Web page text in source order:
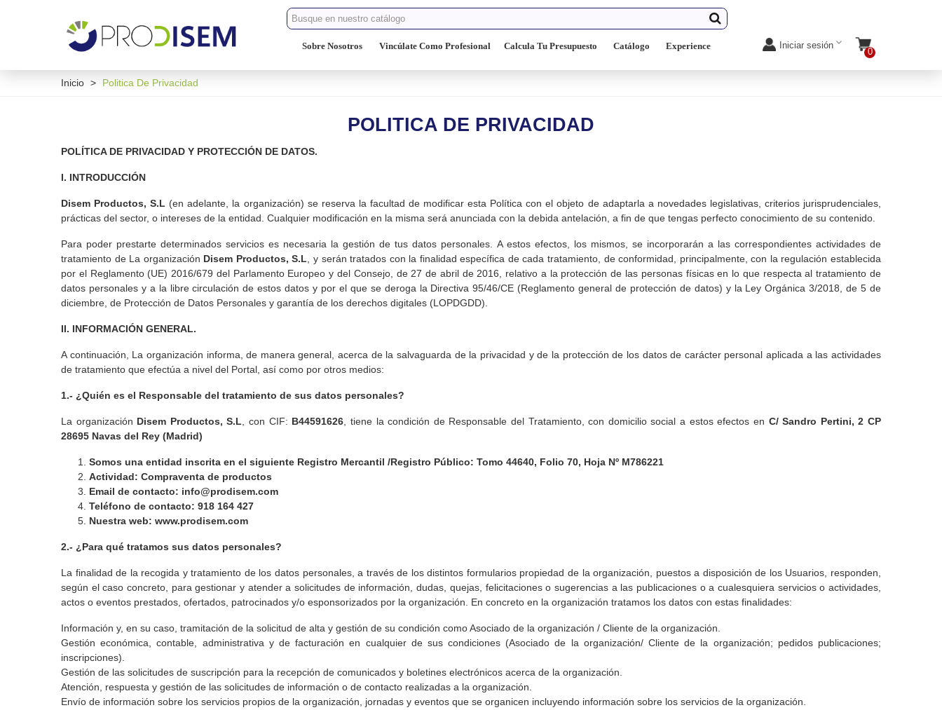
Sobre Nosotros Vincúlate Como Profesional Calcula Tu Presupuesto Catálogo Experience Iniciar sesión
0
Inicio > Politica De Privacidad
POLITICA DE PRIVACIDAD
POLÍTICA DE PRIVACIDAD Y PROTECCIÓN DE DATOS.
I. INTRODUCCIÓN
Disem Productos, S.L (en adelante, la organización) se reserva la facultad de modificar esta Política con el objeto de adaptarla a novedades legislativas, criterios jurisprudenciales,
prácticas del sector, o intereses de la entidad. Cualquier modificación en la misma será anunciada con la debida antelación, a fin de que tengas perfecto conocimiento de su contenido.
Para poder prestarte determinados servicios es necesaria la gestión de tus datos personales. A estos efectos, los mismos, se incorporarán a las correspondientes actividades de
tratamiento de La organización Disem Productos, S.L , y serán tratados con la finalidad específica de cada tratamiento, de conformidad, principalmente, con la regulación establecida
por el Reglamento (UE) 2016/679 del Parlamento Europeo y del Consejo, de 27 de abril de 2016, relativo a la protección de las personas físicas en lo que respecta al tratamiento de
datos personales y a la libre circulación de estos datos y por el que se deroga la Directiva 95/46/CE (Reglamento general de protección de datos) y la Ley Orgánica 3/2018, de 5 de
diciembre, de Protección de Datos Personales y garantía de los derechos digitales (LOPDGDD).
II. INFORMACIÓN GENERAL.
A continuación, La organización informa, de manera general, acerca de la salvaguarda de la privacidad y de la protección de los datos de carácter personal aplicada a las actividades
de tratamiento que efectúa a nivel del Portal, así como por otros medios:
1.- ¿Quién es el Responsable del tratamiento de sus datos personales?
La organización Disem Productos, S.L , con CIF: B44591626 , tiene la condición de Responsable del Tratamiento, con domicilio social a estos efectos en C/ Sandro Pertini, 2 CP
28695 Navas del Rey (Madrid)
Somos una entidad inscrita en el siguiente Registro Mercantil /Registro Público: Tomo 44640, Folio 70, Hoja Nº M786221
Actividad: Compraventa de productos
Email de contacto: info@prodisem.com
Teléfono de contacto: 918 164 427
Nuestra web: www.prodisem.com
2.- ¿Para qué tratamos sus datos personales?
La finalidad de la recogida y tratamiento de los datos personales, a través de los distintos formularios propiedad de la organización, puestos a disposición de los Usuarios, responden,
según el caso concreto, para gestionar y atender a solicitudes de información, dudas, quejas, felicitaciones o sugerencias a las publicaciones o a cualesquiera servicios o actividades,
actos o eventos prestados, ofertados, patrocinados y/o esponsorizados por la organización. En concreto en la organización tratamos los datos con estas finalidades:
Información y, en su caso, tramitación de la solicitud de alta y gestión de su condición como Asociado de la organización / Cliente de la organización.
Gestión económica, contable, administrativa y de facturación en cualquier de sus condiciones (Asociado de la organización/ Cliente de la organización; pedidos publicaciones;
inscripciones).
Gestión de las solicitudes de suscripción para la recepción de comunicados y boletines electrónicos acerca de la organización.
Atención, respuesta y gestión de las solicitudes de información o de contacto realizadas a la organización.
Envío de información sobre los servicios propios de la organización, jornadas y eventos que se organicen incluyendo información sobre los servicios de la organización.